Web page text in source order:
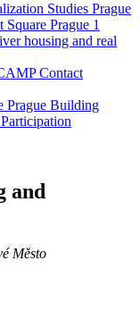
Studies Prague
Square Prague 1
housing and real
Contact
Prague Building
Participation
and
Město